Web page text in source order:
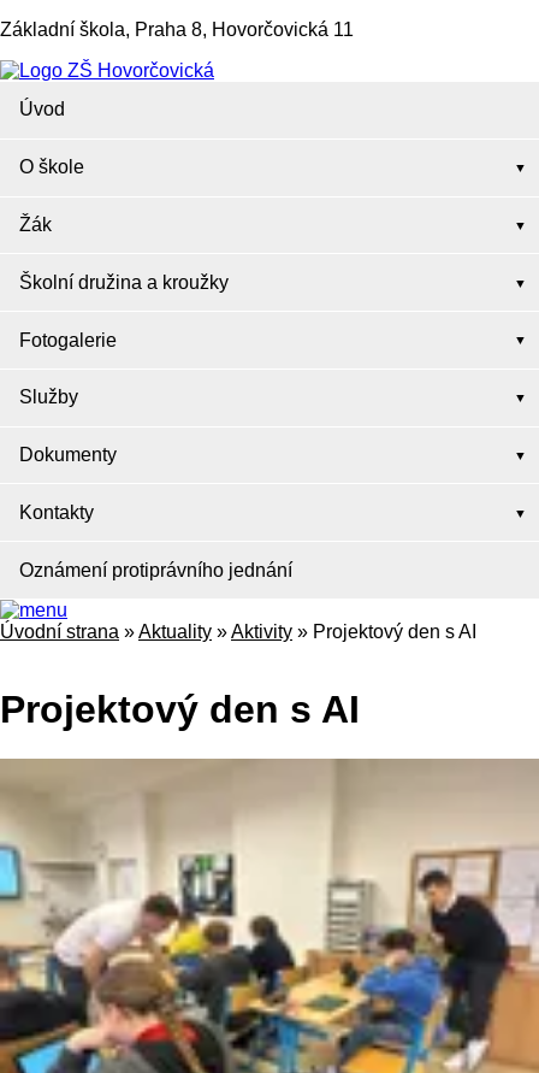
Základní škola, Praha 8, Hovorčovická 11
Úvod
O škole
Žák
Školní družina a kroužky
Fotogalerie
Služby
Dokumenty
Kontakty
Oznámení protiprávního jednání
Úvodní strana »Aktuality »Aktivity » Projektový den s AI
Projektový den s AI